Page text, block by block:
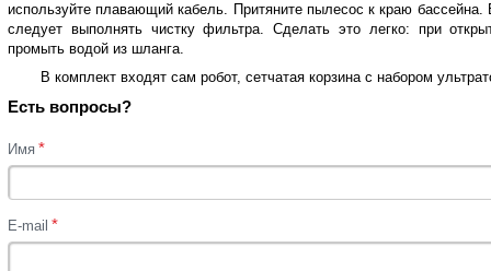
используйте плавающий кабель. Притяните пылесос к краю
следует выполнять чистку фильтра. Сделать это легко: при
промыть водой из шланга.
В комплект входят сам робот, сетчатая корзина с набором
Есть вопросы?
Имя *
E-mail *